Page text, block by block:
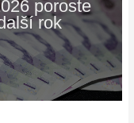
poroste
rok